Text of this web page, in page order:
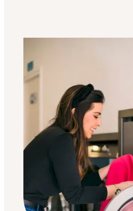
Le Domaine est situé sur une colline,
à l’espace aquatique est possible avec les
aux bassins.